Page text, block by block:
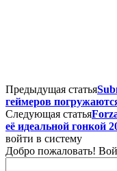
Предыдущая статья
геймеров
Следующая статья
её идеальной гонкой
войти в систему
Добро пожаловать!